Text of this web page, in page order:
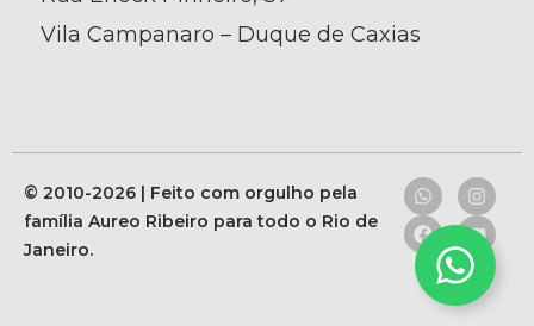
Vila Campanaro – Duque de Caxias
© 2010-2026 | Feito com orgulho pela
família Aureo Ribeiro para todo o Rio de
Janeiro.